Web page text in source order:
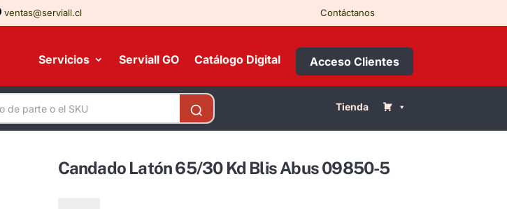
ventas@serviall.cl Contáctanos
Servicios Serviall GO Catálogo Digital Acceso Clientes
Tienda
Candado Latón 65/30 Kd Blis Abus 09850-5